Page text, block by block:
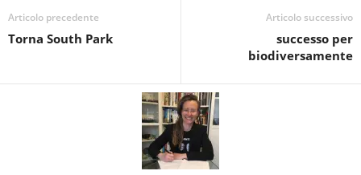
Articolo precedente
Torna South Park
Articolo successivo
successo per
biodiversamente